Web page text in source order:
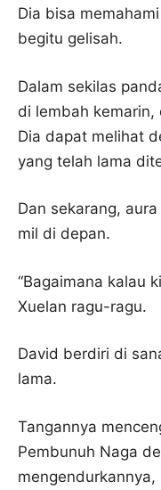
Dia bisa
begitu gelisah.
Dalam sekilas
di lembah
Dia dapat melihat
yang telah lama
Dan sekarang,
mil di depan.
“Bagaimana kalau
Xuelan ragu-ragu.
David berdiri di
lama.
Tangannya
Pembunuh Naga